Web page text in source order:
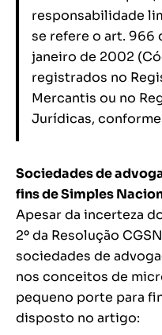
responsabilidade
se refere o art. 966
janeiro de 2002
registrados no
Mercantis ou no
Jurídicas,
Sociedades de
fins de Simples
Apesar da incerteza
2º da Resolução
sociedades de
nos conceitos de
pequeno porte para
disposto no artigo: